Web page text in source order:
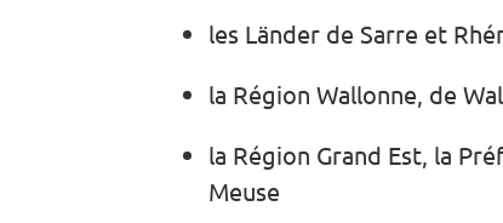
les Länder de Sarre et
la Région Wallonne, de
la Région Grand Est, la
Meuse